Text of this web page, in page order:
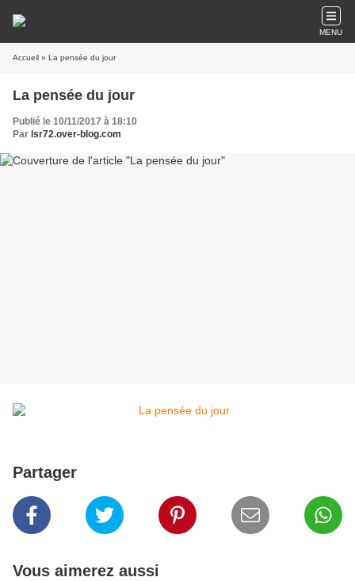
MENU
Accueil » La pensée du jour
La pensée du jour
Publié le 10/11/2017 à 18:10
Par lsr72.over-blog.com
Partager
Vous aimerez aussi